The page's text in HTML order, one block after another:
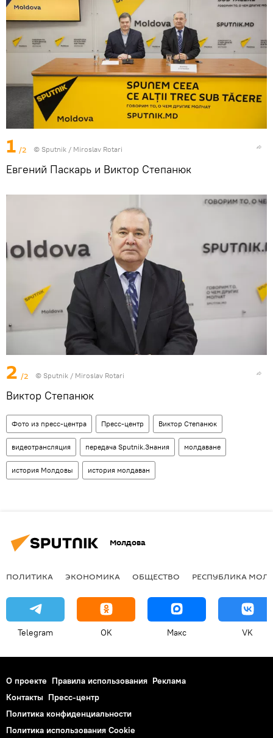
1 /2 © Sputnik / Miroslav Rotari
Евгений Паскарь и Виктор Степанюк
2 /2 © Sputnik / Miroslav Rotari
Виктор Степанюк
Фото из пресс-центра Пресс-центр Виктор Степанюк
видеотрансляция передача Sputnik.Знания молдаване
история Молдовы история молдаван
Молдова
ПОЛИТИКА ЭКОНОМИКА ОБЩЕСТВО РЕСПУБЛИКА
Telegram OK Макс VK
О проекте Правила использования Реклама
Контакты Пресс-центр
Политика конфиденциальности
Политика использования Cookie